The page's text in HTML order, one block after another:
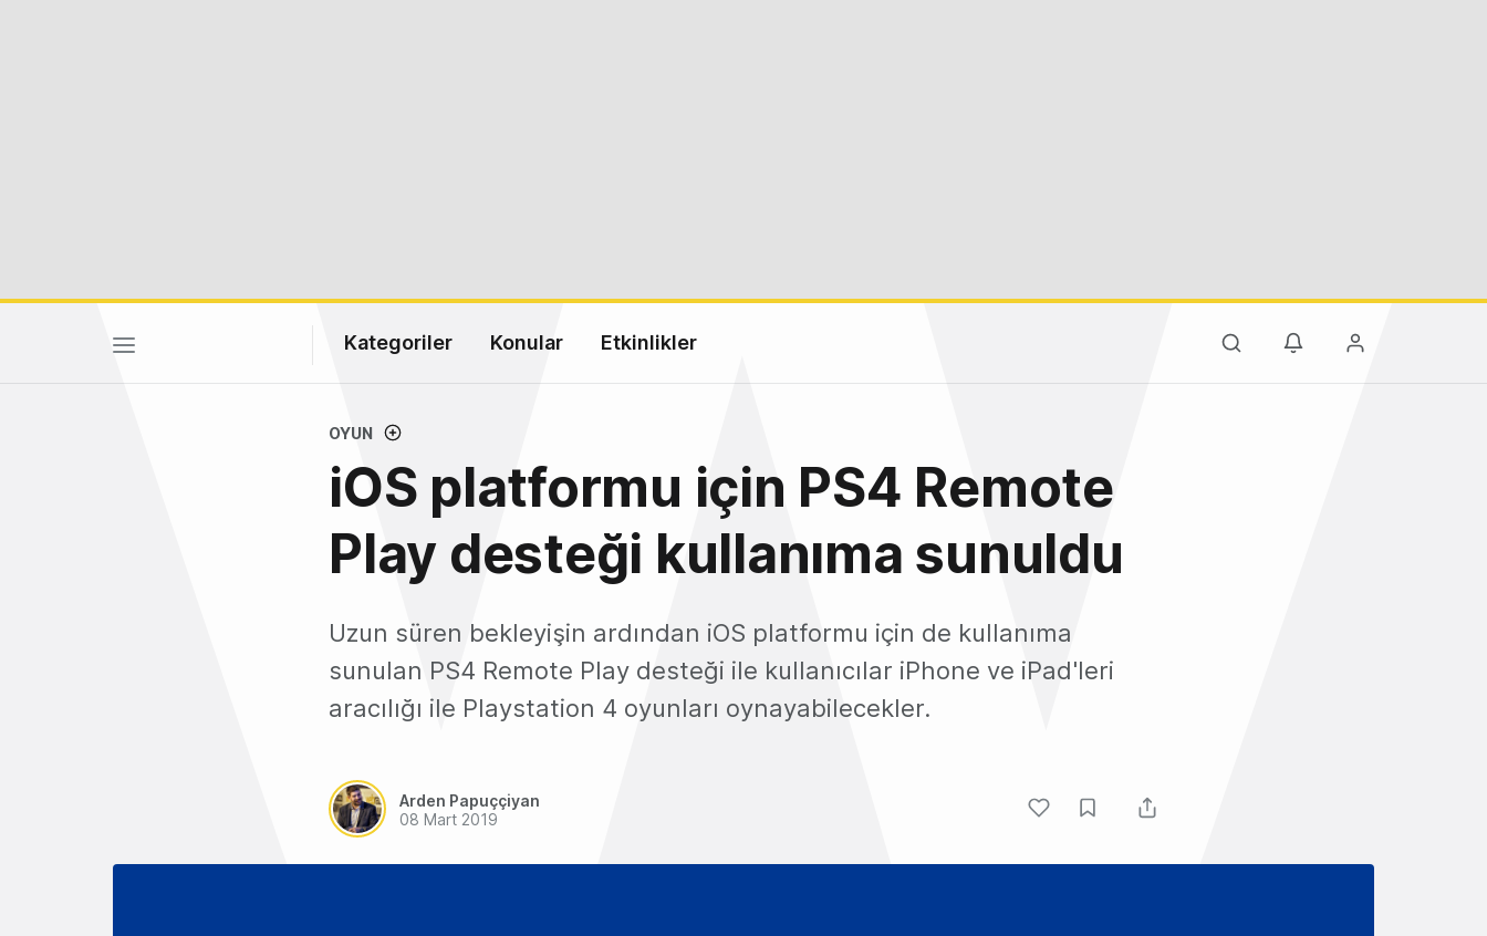
Kategoriler Konular Etkinlikler
OYUN
iOS platformu için PS4 Remote
Play desteği kullanıma sunuldu
Uzun süren bekleyişin ardından iOS platformu için de kullanıma
sunulan PS4 Remote Play desteği ile kullanıcılar iPhone ve iPad'leri
aracılığı ile Playstation 4 oyunları oynayabilecekler.
Arden Papuççiyan
08 Mart 2019